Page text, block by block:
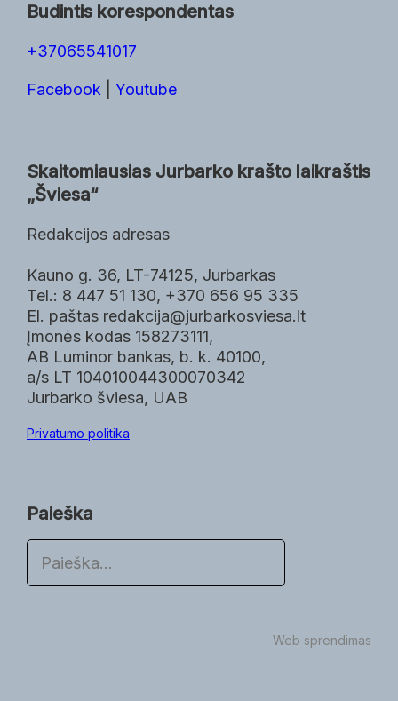
Budintis korespondentas
+37065541017
Facebook Youtube
Skaitomiausias Jurbarko krašto laikraštis
„Šviesa“
Redakcijos adresas
Kauno g. 36, LT-74125, Jurbarkas
Tel.: 8 447 51 130, +370 656 95 335
El. paštas redakcija@jurbarkosviesa.lt
Įmonės kodas 158273111,
AB Luminor bankas, b. k. 40100,
a/s LT 104010044300070342
Jurbarko šviesa, UAB
Privatumo politika
Paieška
P
i
Web sprendimas